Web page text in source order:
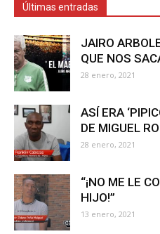
Últimas entradas
JAIRO
QUE NOS
28 enero, 2021
ASÍ ERA
DE MIGUEL
28 enero, 2021
“¡NO ME LE
HIJO!”
13 enero, 2021